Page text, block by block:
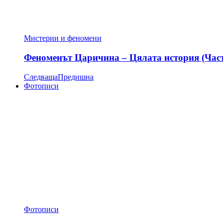
Мистерии и феномени
Феноменът Царичина – Цялата история
СледващаПредишна
Фотописи
Фотописи